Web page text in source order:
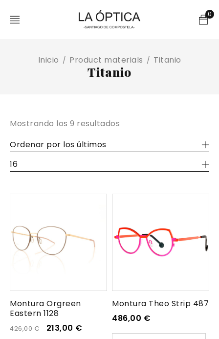
0
Inicio / Product materials / Titanio
Titanio
Mostrando los 9 resultados
Ordenar por los últimos
16
Montura Orgreen
Eastern 1128
426,00€ 213,00 €
Montura Theo Strip 487
486,00 €